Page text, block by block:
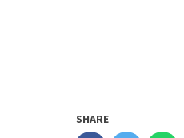
SHARE